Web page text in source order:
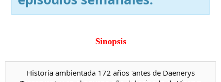
Sinopsis
Historia ambientada 172 años 'antes de Daenerys